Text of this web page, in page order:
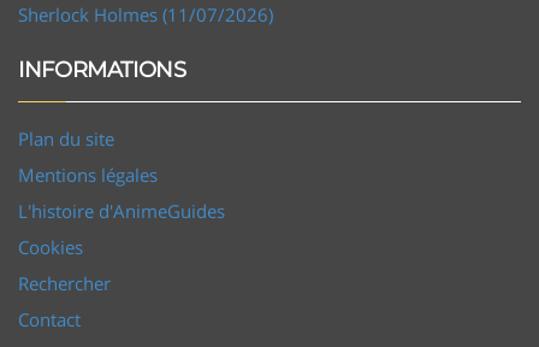
Sherlock Holmes (11/07/2026)
INFORMATIONS
Plan du site
Mentions légales
L'histoire d'AnimeGuides
Cookies
Rechercher
Contact